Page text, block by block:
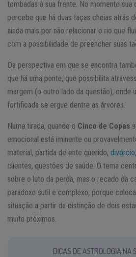
tombadas à sua frente. No momento sua
percebe que há duas taças cheias atrás
ainda mais por não relacionar o rio que
com a possibilidade de preencher suas
Da perspectiva em que se encontra
que há uma ponte, que possibilita
margem (o outro lado da questão), onde
fortificada se ergue dentre as árvores.
Numa tirada, quando o Cinco de Copas
emocional está iminente ou
material, partida de ente querido, divórcio
clientes, questões de saúde. O tema
sobre o luto da perda, mas o recado da
paradoxo sutil e complexo, porque
situação a partir da distinção de dois
muito próximos.
DICAS DE ASTROLOGIA NA